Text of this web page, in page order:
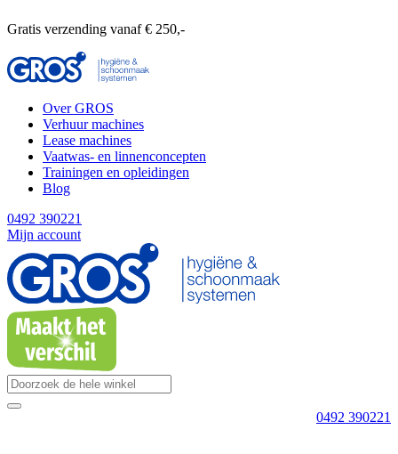
Gratis verzending vanaf € 250,-
Over GROS
Verhuur machines
Lease machines
Vaatwas- en linnenconcepten
Trainingen en opleidingen
Blog
0492 390221
Mijn account
0492 390221